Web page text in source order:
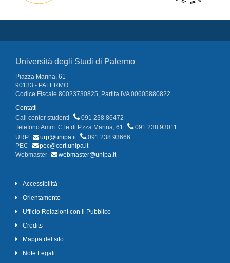
Università degli Studi di Palermo
Piazza Marina, 61
90133 - PALERMO
Codice Fiscale 80023730825, Partita IVA 00605880822
Contatti
Call center studenti
091 238 86472
Telefono Amm. C.le di P.zza Marina, 61
091 238 93011
URP
urp@unipa.it
091 238 93666
PEC
pec@cert.unipa.it
Webmaster
webmaster@unipa.it
Accessibilità
Orientamento
Ufficio Relazioni con il Pubblico
Credits
Mappa del sito
Note Legali